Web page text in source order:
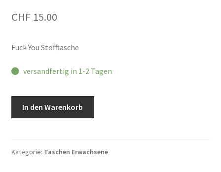
CHF15.00
Fuck You Stofftasche
versandfertig in 1-2 Tagen
In den Warenkorb
Kategorie: Taschen Erwachsene